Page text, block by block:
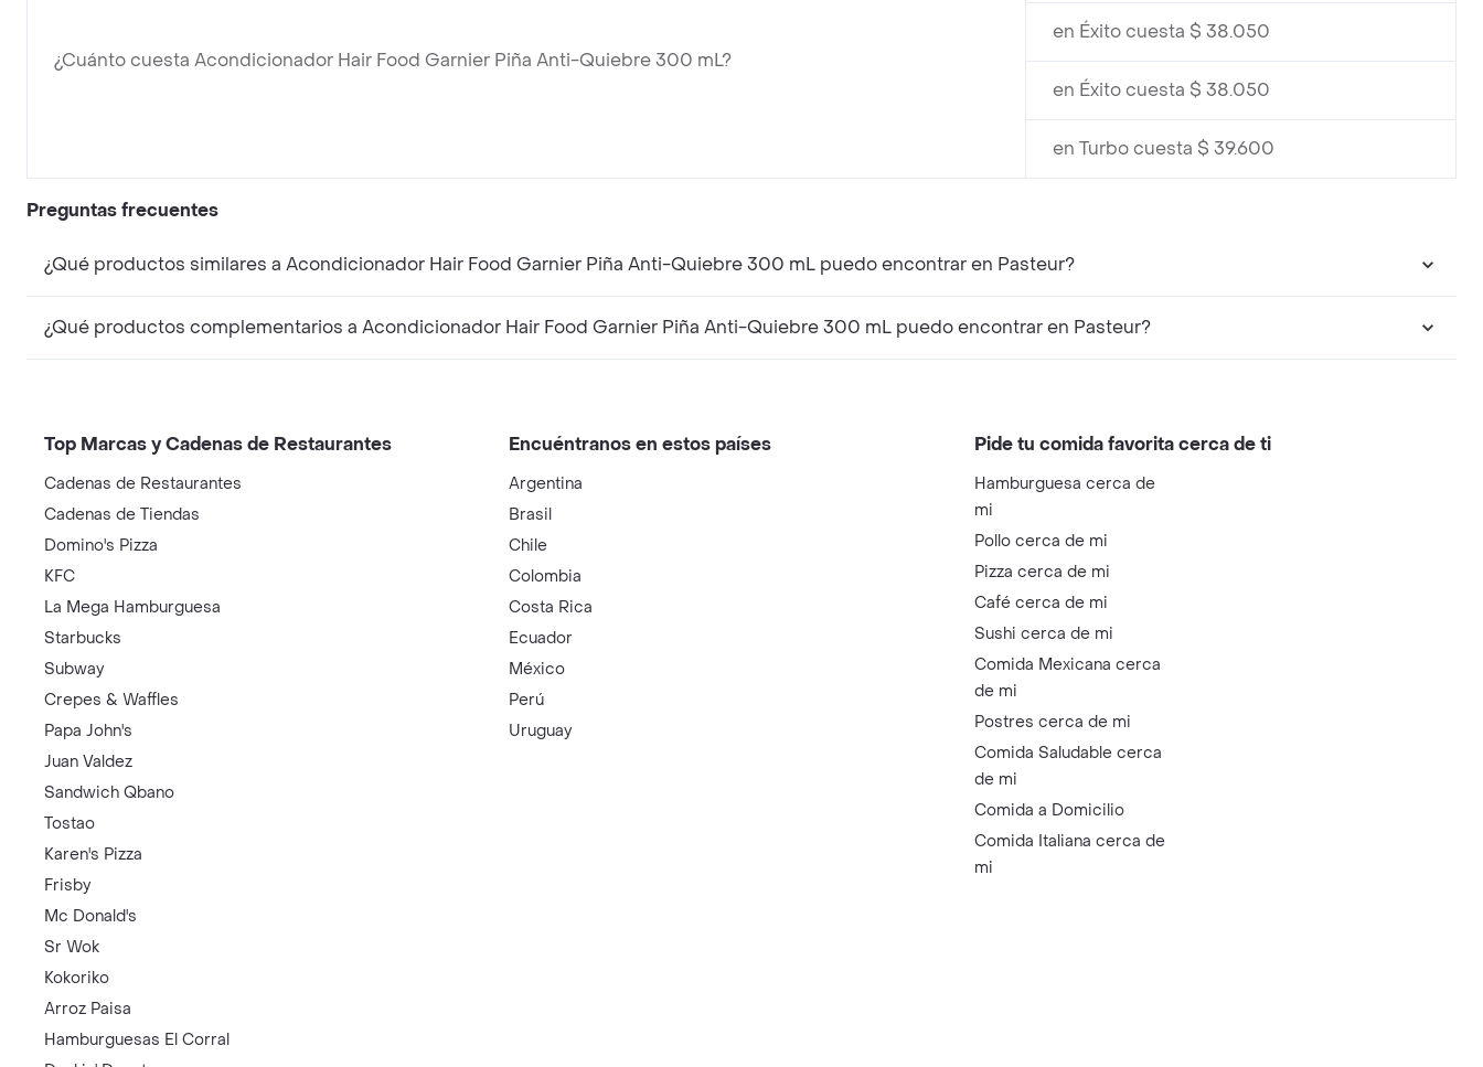
¿Cuánto cuesta Acondicionador Hair Food Garnier Piña Anti-Quiebre 300 mL?
en Éxito cuesta $ 38.050
en Éxito cuesta $ 38.050
en Turbo cuesta $ 39.600
Preguntas frecuentes
¿Qué productos similares a Acondicionador Hair Food Garnier Piña Anti-Quiebre 300 mL puedo encontrar en Pasteur?
¿Qué productos complementarios a Acondicionador Hair Food Garnier Piña Anti-Quiebre 300 mL puedo encontrar en Pasteur?
Top Marcas y Cadenas de Restaurantes
Cadenas de Restaurantes
Cadenas de Tiendas
Domino's Pizza
KFC
La Mega Hamburguesa
Starbucks
Subway
Crepes & Waffles
Papa John's
Juan Valdez
Sandwich Qbano
Tostao
Karen's Pizza
Frisby
Mc Donald's
Sr Wok
Kokoriko
Arroz Paisa
Hamburguesas El Corral
Encuéntranos en estos países
Argentina
Brasil
Chile
Colombia
Costa Rica
Ecuador
México
Perú
Uruguay
Pide tu comida favorita cerca de ti
Hamburguesa cerca de
mi
Pollo cerca de mi
Pizza cerca de mi
Café cerca de mi
Sushi cerca de mi
Comida Mexicana cerca
de mi
Postres cerca de mi
Comida Saludable cerca
de mi
Comida a Domicilio
Comida Italiana cerca de
mi